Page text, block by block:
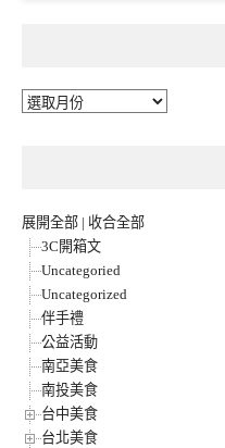
彙
展開全部 | 收合全部
3C開箱文
Uncategoried
Uncategorized
伴手禮
公益活動
南亞美食
南投美食
台中美食
台北美食